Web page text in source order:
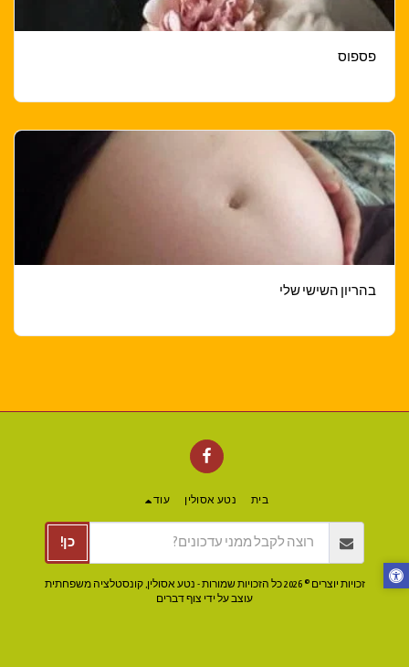
פספוס
בהריון השישי שלי
בית נטע אסולין עוד
כן!
זכויות יוצרים © 2026 כל הזכויות שמורות -
נטע אסולין, קונסטלציה משפחתית
עוצב על ידי צוף דברים